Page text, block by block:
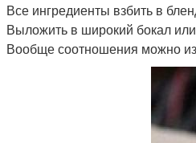
Все ингредиенты взбить в
Выложить в широкий бокал
Вообще соотношения можно